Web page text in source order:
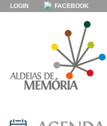
LOGIN FACEBOOK